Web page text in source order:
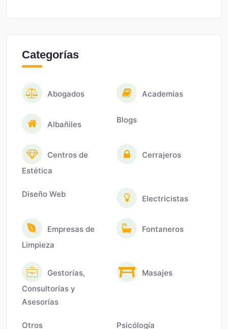
Categorías
Abogados Academias
Albañiles Blogs
Centros de
Estética
Cerrajeros
Diseño Web Electricistas
Empresas de
Limpieza
Fontaneros
Gestorías,
Consultorías y
Asesorías
Masajes
Otros Psicólogía